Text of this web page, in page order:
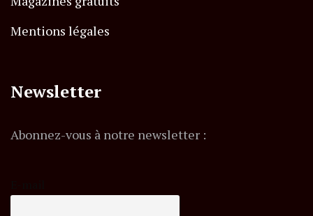
Mentions légales
Newsletter
Abonnez-vous à notre newsletter :